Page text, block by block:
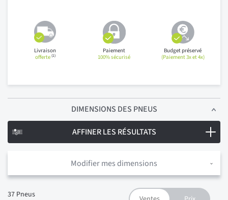
Livraison
offerte(1)
Paiement
100% sécurisé
Budget préservé
(Paiement 3x et 4x)
DIMENSIONS DES PNEUS
Modifier mes dimensions
37 Pneus
AFFINER LES RÉSULTATS